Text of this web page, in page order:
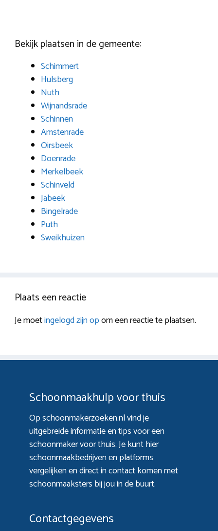
Bekijk plaatsen in de gemeente:
Schimmert
Hulsberg
Nuth
Wijnandsrade
Schinnen
Amstenrade
Oirsbeek
Doenrade
Merkelbeek
Schinveld
Jabeek
Bingelrade
Puth
Sweikhuizen
Plaats een reactie
Je moetingelogd zijn opom een reactie te plaatsen.
Schoonmaakhulp voor thuis
Op schoonmakerzoeken.nl vind je
uitgebreide informatie en tips voor een
schoonmaker voor thuis. Je kunt hier
schoonmaakbedrijven en platforms
vergelijken en direct in contact komen met
schoonmaaksters bij jou in de buurt.
Contactgegevens